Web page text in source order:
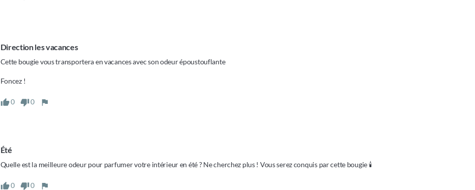
Direction les vacances
Cette bougie vous transportera en vacances avec son odeur époustouflante
Foncez !
0 0
Été
Quelle est la meilleure odeur pour parfumer votre intérieur en été ? Ne cherchez plus ! Vous serez conquis par cette bougie 🕯
0 0